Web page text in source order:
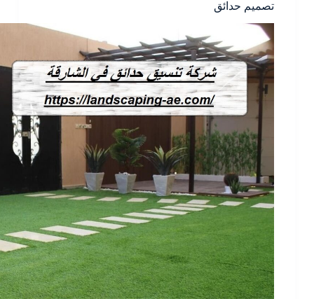
ى
تصميم حدائق